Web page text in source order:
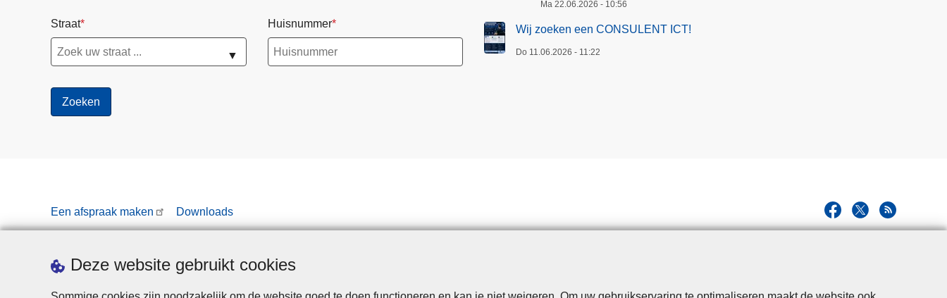
Deze website gebruikt cookies
Straat
▼
Huisnummer
Ma 22.06.2026 - 10:56
Wij zoeken een CONSULENT ICT!
Do 11.06.2026 - 11:22
Een afspraak maken Downloads